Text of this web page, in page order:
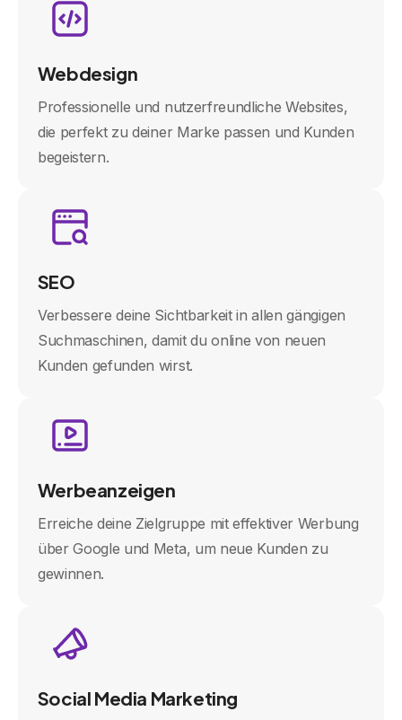
Webdesign
Professionelle und nutzerfreundliche Websites,
die perfekt zu deiner Marke passen und Kunden
begeistern.
SEO
Verbessere deine Sichtbarkeit in allen gängigen
Suchmaschinen, damit du online von neuen
Kunden gefunden wirst.
Werbeanzeigen
Erreiche deine Zielgruppe mit effektiver Werbung
über Google und Meta, um neue Kunden zu
gewinnen.
Social Media Marketing